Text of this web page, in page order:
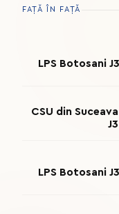
FAȚĂ ÎN FAȚĂ
LPS Botosani J3
CSU din Suceava
J3
LPS Botosani J3